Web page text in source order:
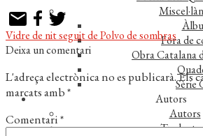
Fora de
Obra Catalana
Sèrie
Autors
Autors
Navegació
d'entrades
Entrada
anterior:
Vidre de nit seguit de Polvo de sombras
Deixa un comentari
L'adreça electrònica no es publicarà.Els
marcats amb*
Comentari*